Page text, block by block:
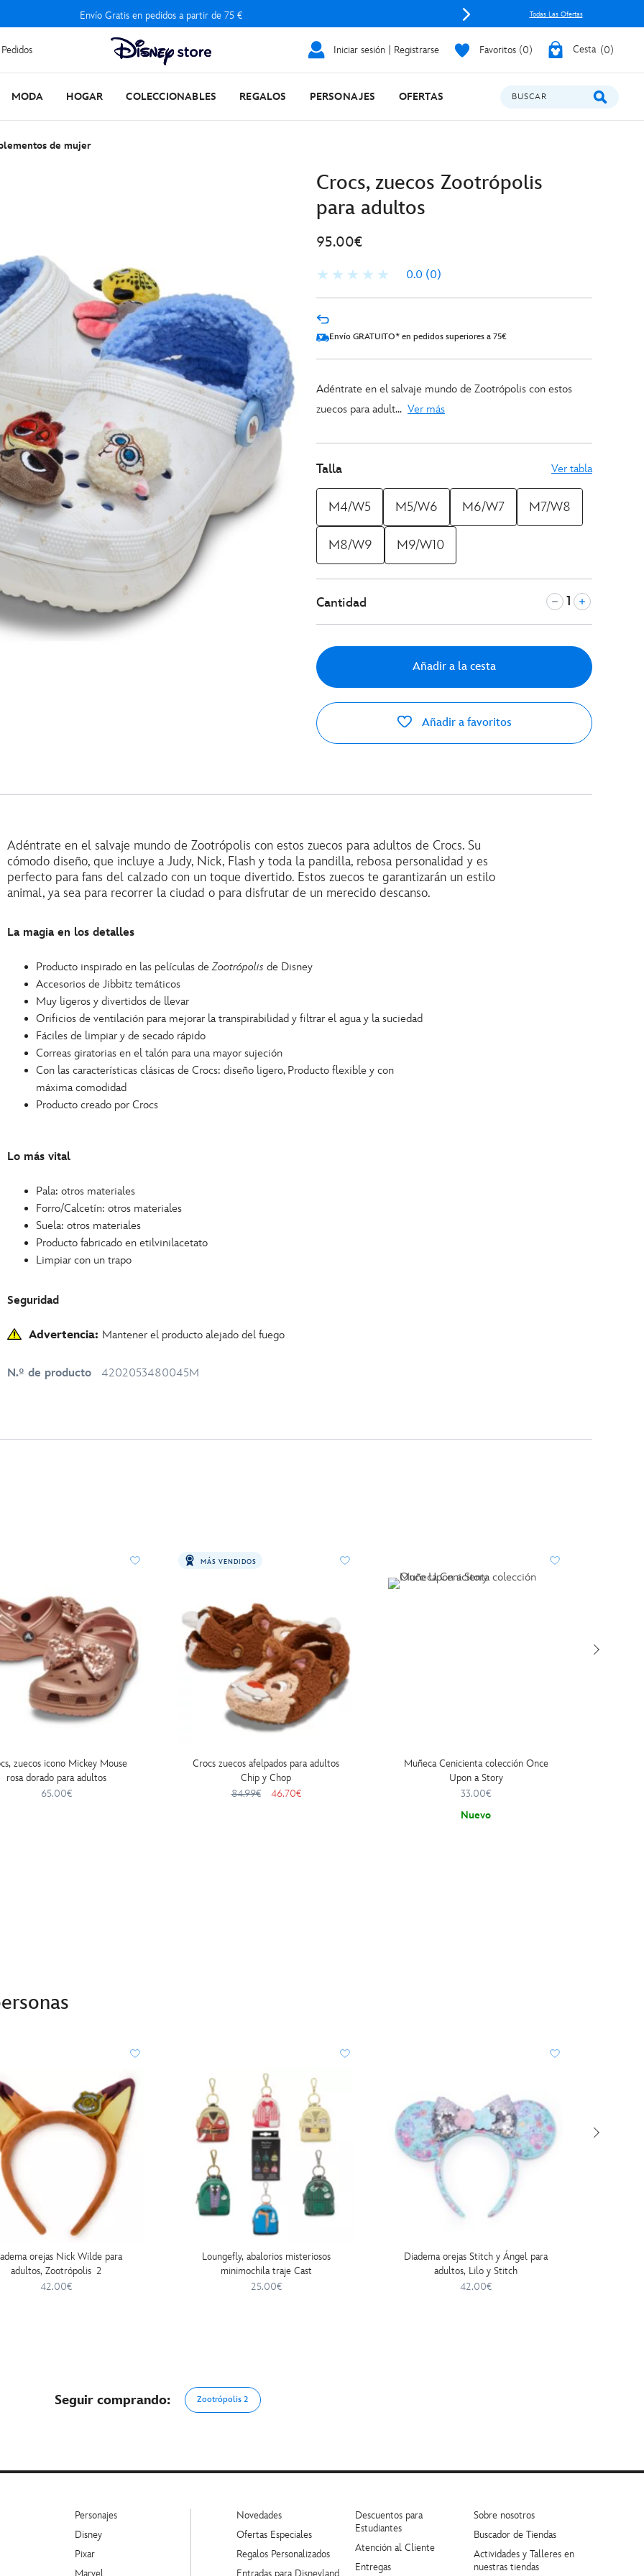
Envío Gratis en pedidos a partir de 75 € Todas Las Ofertas
Iniciar sesión | Registrarse Favoritos 0 Cesta 0
MODA HOGAR COLECCIONABLES REGALOS PERSONAJES OFERTAS BUSCAR
de mujer
Crocs, zuecos Zootrópolis
para adultos
95.00€
0.0 (0)
Envío GRATUITO* en pedidos superiores a 75€
Adéntrate en el salvaje mundo de Zootrópolis con estos
zuecos para adult... Ver más
Talla Ver tabla
M4/W5 M5/W6 M6/W7 M7/W8
M8/W9 M9/W10
Cantidad
Añadir a la cesta
Añadir a favoritos
Adéntrate en el salvaje mundo de Zootrópolis con estos zuecos para adultos de Crocs. Su
cómodo diseño, que incluye a Judy, Nick, Flash y toda la pandilla, rebosa personalidad y es
perfecto para fans del calzado con un toque divertido. Estos zuecos te garantizarán un estilo
animal, ya sea para recorrer la ciudad o para disfrutar de un merecido descanso.
La magia en los detalles
Producto inspirado en las películas deZootrópolis de Disney
Accesorios de Jibbitz temáticos
Muy ligeros y divertidos de llevar
Orificios de ventilación para mejorar la transpirabilidad y filtrar el agua y la suciedad
Fáciles de limpiar y de secado rápido
Correas giratorias en el talón para una mayor sujeción
Con las características clásicas de Crocs: diseño ligero, Producto flexible y con
máxima comodidad
Producto creado por Crocs
Lo más vital
Pala: otros materiales
Forro/Calcetín: otros materiales
Suela: otros materiales
Producto fabricado en etilvinilacetato
Limpiar con un trapo
Seguridad
Advertencia: Mantener el producto alejado del fuego
N.º de producto 4202053480045M
zuecos icono Mickey Mouse
rosa dorado para adultos
65.00€
MÁS VENDIDOS
Crocs zuecos afelpados para adultos
Chip y Chop
84.99€
46.70€
Muñeca Cenicienta colección Once
Upon a Story
33.00€
Nuevo
orejas Nick Wilde para
adultos, Zootrópolis 2
42.00€
Loungefly, abalorios misteriosos
minimochila traje Cast
25.00€
Diadema orejas Stitch y Ángel para
adultos, Lilo y Stitch
42.00€
Seguir comprando: Zootrópolis 2
Personajes
Disney
Pixar
Novedades
Ofertas Especiales
Regalos Personalizados
Descuentos para
Estudiantes
Atención al Cliente
Entregas
Sobre nosotros
Buscador de Tiendas
Actividades y Talleres en
nuestras tiendas